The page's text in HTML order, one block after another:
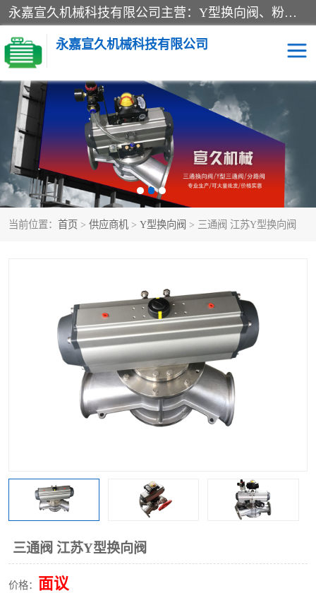
永嘉宣久机械科技有限公司主营：Y型换向阀、粉体换向阀、板式换向阀、三通换向阀、三通换向器、三通分路阀、管路换向阀等产品及服务。
永嘉宣久机械科技有限公司
当前位置： 首页 > 供应商机 > Y型换向阀 > 三通阀 江苏Y型换向阀
三通阀 江苏Y型换向阀
价格： 面议
换向阀 Y型换向阀
板式换向阀 粉料换向阀
粉体换向阀 管道换向阀
管路换向阀 三通换向阀
粉体三通阀
气动三通阀 不锈钢三通阀
Y型转向阀 翻板转向阀
Y型球阀
粉体分路阀
管道换向器